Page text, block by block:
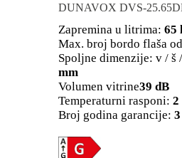
DUNAVOX DVS-
Zapremina u litrima: 65 l
Max. broj bordo flaša
Spoljne dimenzije: v / š
mm
Volumen vitrine39 dB
Temperaturni rasponi: 2
Broj godina garancije: 3